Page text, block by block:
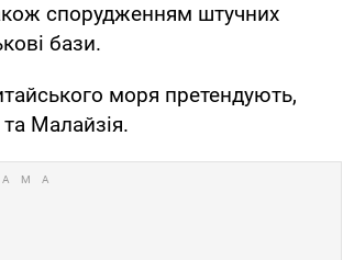
спорудженням штучних
бази.
моря претендують,
Малайзія.